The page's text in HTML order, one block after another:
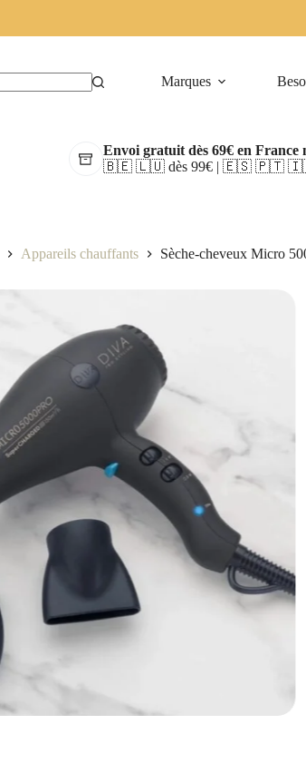
Marques
Envoi gratuit dès 69€ en France
🇧🇪 🇱🇺 dès 99€ | 🇪🇸 🇵🇹 🇮🇹
Appareils chauffants Sèche-cheveux Micro